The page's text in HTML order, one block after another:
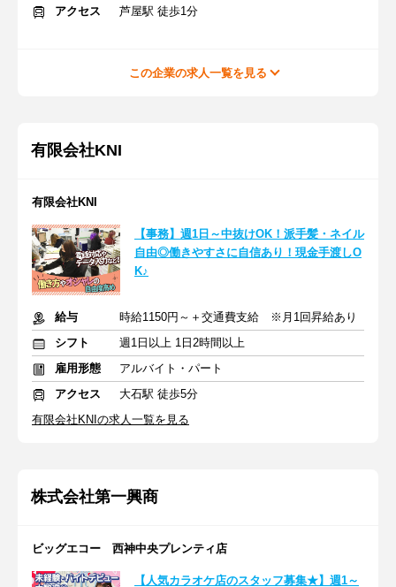
アクセス
芦屋駅 徒歩1分
この企業の求人一覧を見る
有限会社KNI
有限会社KNI
【事務】週1日～中抜けOK！派手髪・ネイル
自由◎働きやすさに自信あり！現金手渡しO
K♪
給与
時給1150円～＋交通費支給 ※月1回昇給あり
シフト
週1日以上 1日2時間以上
雇用形態
アルバイト・パート
アクセス
大石駅 徒歩5分
有限会社KNIの求人一覧を見る
株式会社第一興商
ビッグエコー 西神中央プレンティ店
【人気カラオケ店のスタッフ募集★】週1～